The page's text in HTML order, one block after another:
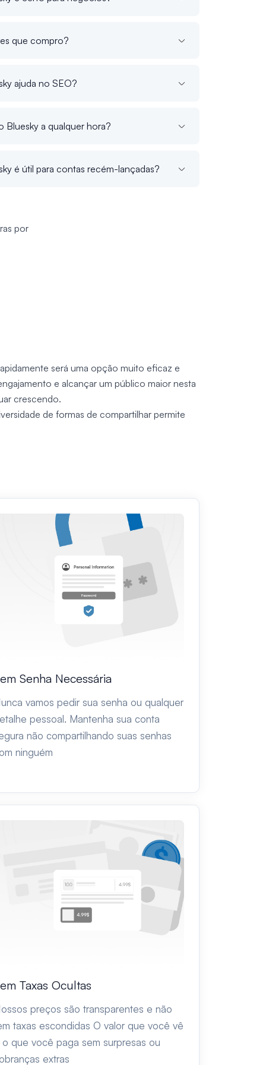
que compro?
ajuda no SEO?
Bluesky a qualquer hora?
é útil para contas recém-lançadas?
por
será uma opção muito eficaz e
e alcançar um público maior nesta
crescendo.
de formas de compartilhar permite
Senha Necessária
vamos pedir sua senha ou qualquer
pessoal. Mantenha sua conta
não compartilhando suas senhas
ninguém
Taxas Ocultas
preços são transparentes e não
taxas escondidas O valor que você vê
que você paga sem surpresas ou
extras